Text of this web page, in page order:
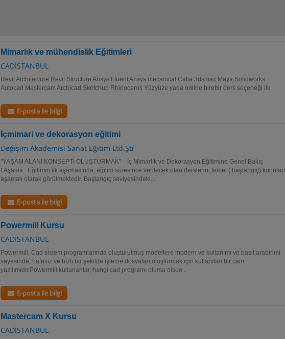
Mimarlık ve mühendislik Eğitimleri
CADİSTANBUL
Revit Architecture Revit Structure Ansys Fluent Ansys mecanical Catia 3dsmax Maya Solidworks
Autocad Mastercam Archicad Sketchup Rhinoceros Yüzyüze yada online birebir ders seçeneği ile
E-posta ile bilgi
İçmimari ve dekorasyon eğitimi
Değişim Akademisi Sanat Eğitim Ltd.Şti
''YAŞAM ALANI KONSEPTİ OLUŞTURMAK'' İç Mimarlık ve Dekorasyon Eğitimine Genel Bakış
I.Aşama : Eğitimin ilk aşamasında, eğitim süresince verilecek olan derslerin, temel ( başlangıç) konuları
aşamalı olarak görülmektedir. Başlangıç seviyesindeki...
E-posta ile bilgi
Powermill Kursu
CADİSTANBUL
Powermill, Cad sistem programlarında oluşturulmuş modellere modern ve kullanımı ve basit arabirimi
sayesinde, hatasız ve hızlı bir şekilde işleme dosyaları oluşturmak için kullanılan bir cam
yazılımıdır.Powermill kullananlar, hangi cad programı olursa olsun...
E-posta ile bilgi
Mastercam X Kursu
CADİSTANBUL